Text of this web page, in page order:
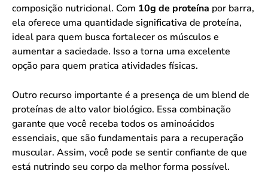
composição nutricional. Com 10g de proteína por barra,
ela oferece uma quantidade significativa de proteína,
ideal para quem busca fortalecer os músculos e
aumentar a saciedade. Isso a torna uma excelente
opção para quem pratica atividades físicas.
Outro recurso importante é a presença de um blend de
proteínas de alto valor biológico. Essa combinação
garante que você receba todos os aminoácidos
essenciais, que são fundamentais para a recuperação
muscular. Assim, você pode se sentir confiante de que
está nutrindo seu corpo da melhor forma possível.